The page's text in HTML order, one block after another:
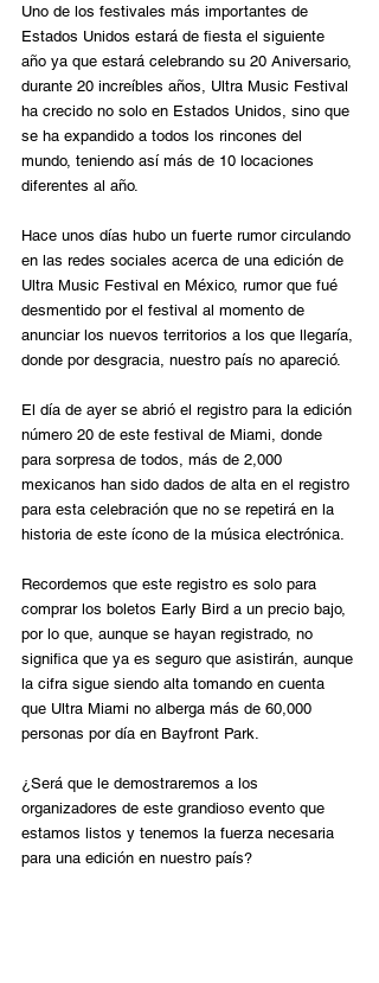
Uno de los festivales más importantes de
Estados Unidos estará de fiesta el siguiente
año ya que estará celebrando su 20 Aniversario,
durante 20 increíbles años, Ultra Music Festival
ha crecido no solo en Estados Unidos, sino que
se ha expandido a todos los rincones del
mundo, teniendo así más de 10 locaciones
diferentes al año.
Hace unos días hubo un fuerte rumor circulando
en las redes sociales acerca de una edición de
Ultra Music Festival en México, rumor que fué
desmentido por el festival al momento de
anunciar los nuevos territorios a los que llegaría,
donde por desgracia, nuestro país no apareció.
El día de ayer se abrió el registro para la edición
número 20 de este festival de Miami, donde
para sorpresa de todos, más de 2,000
mexicanos han sido dados de alta en el registro
para esta celebración que no se repetirá en la
historia de este ícono de la música electrónica.
Recordemos que este registro es solo para
comprar los boletos Early Bird a un precio bajo,
por lo que, aunque se hayan registrado, no
significa que ya es seguro que asistirán, aunque
la cifra sigue siendo alta tomando en cuenta
que Ultra Miami no alberga más de 60,000
personas por día en Bayfront Park.
¿Será que le demostraremos a los
organizadores de este grandioso evento que
estamos listos y tenemos la fuerza necesaria
para una edición en nuestro país?